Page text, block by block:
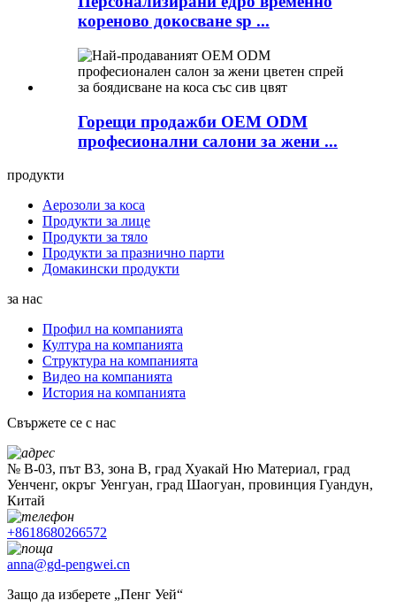
кореново докосване sp ...
Горещи продажби OEM ODM
професионални салони за жени ...
продукти
Аерозоли за коса
Продукти за лице
Продукти за тяло
Продукти за празнично парти
Домакински продукти
за нас
Профил на компанията
Култура на компанията
Структура на компанията
Видео на компанията
История на компанията
Свържете се с нас
№ B-03, път B3, зона B, град Хуакай Ню Материал, град
Уенченг, окръг Уенгуан, град Шаогуан, провинция Гуандун,
Китай
+8618680266572
anna@gd-pengwei.cn
Защо да изберете „Пенг Уей“